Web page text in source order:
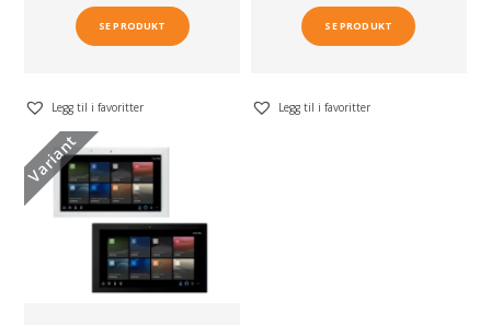
SE PRODUKT
Legg til i favoritter
SE PRODUKT
Legg til i favoritter
Variant